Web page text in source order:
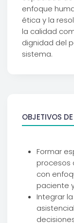
enfoque
ética y la
la calidad
dignidad del
sistema.
OBJETIVOS
Formar
procesos
con
paciente
Integrar